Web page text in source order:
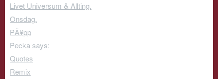
Livet Universum & Allting.
Onsdag.
PÃ¥pp
Pecka says:
Quotes
Remix